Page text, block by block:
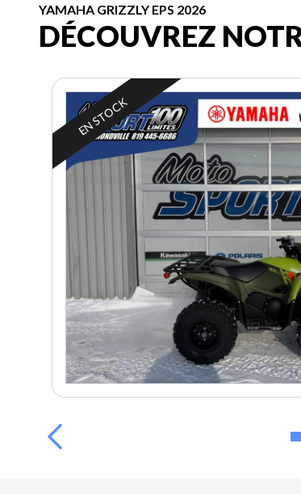
YAMAHA GRIZZLY EPS 2026
DÉCOUVREZ
EN STOCK